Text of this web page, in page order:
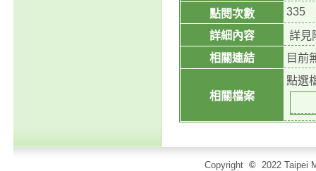
點閱次數
335
詳細內容
詳見
相關連結
目前
相關檔案
點選
Copyright © 2022 Taipei